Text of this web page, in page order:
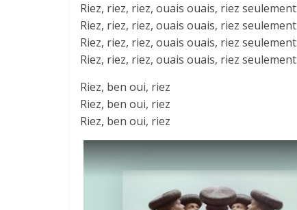
Riez, riez, riez, ouais ouais, riez seulement
Riez, riez, riez, ouais ouais, riez seulement
Riez, riez, riez, ouais ouais, riez seulement
Riez, riez, riez, ouais ouais, riez seulement
Riez, ben oui, riez
Riez, ben oui, riez
Riez, ben oui, riez